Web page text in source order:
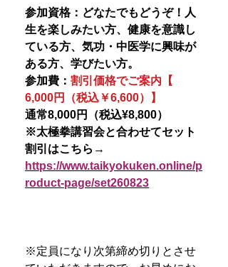
参加資格：どなたでもどうぞ！人
生を楽しみたい方、健康を意識し
ている方、気功・中医学に興味が
ある方、学びたい方。
参加費： 割引価格でご案内【
6,000円（税込￥6,600）】
通常8,000円（税込¥8,800）
※太極拳講習会と合わせてセット
割引はこちら→
https://www.taikyokuken.online/p
roduct-page/set260823
※定員になり次第締め切りとさせ